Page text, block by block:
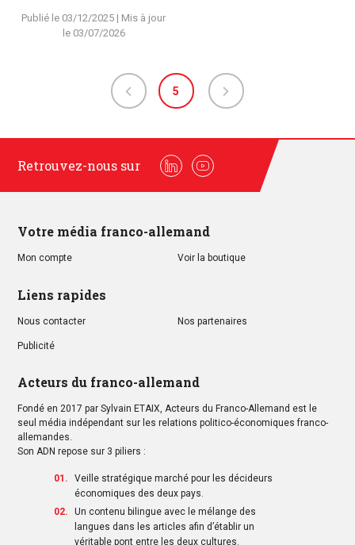
Publié le 03/12/2025 | Mis à jour
le 03/07/2026
5
Retrouvez-nous sur
LinkedinYoutube
Votre média franco-allemand
Mon compte Voir la boutique
Liens rapides
Nous contacter Nos partenaires
Publicité
Acteurs du franco-allemand
Fondé en 2017 par Sylvain ETAIX, Acteurs du Franco-Allemand est le
seul média indépendant sur les relations politico-économiques franco-
allemandes.
Son ADN repose sur 3 piliers :
Veille stratégique marché pour les décideurs
économiques des deux pays.
Un contenu bilingue avec le mélange des
langues dans les articles afin d’établir un
véritable pont entre les deux cultures.